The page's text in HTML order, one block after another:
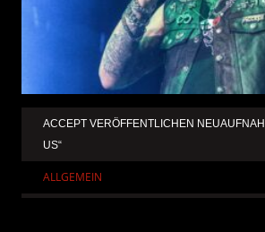
ACCEPT VERÖFFENTLICHEN
US“
ALLGEMEIN